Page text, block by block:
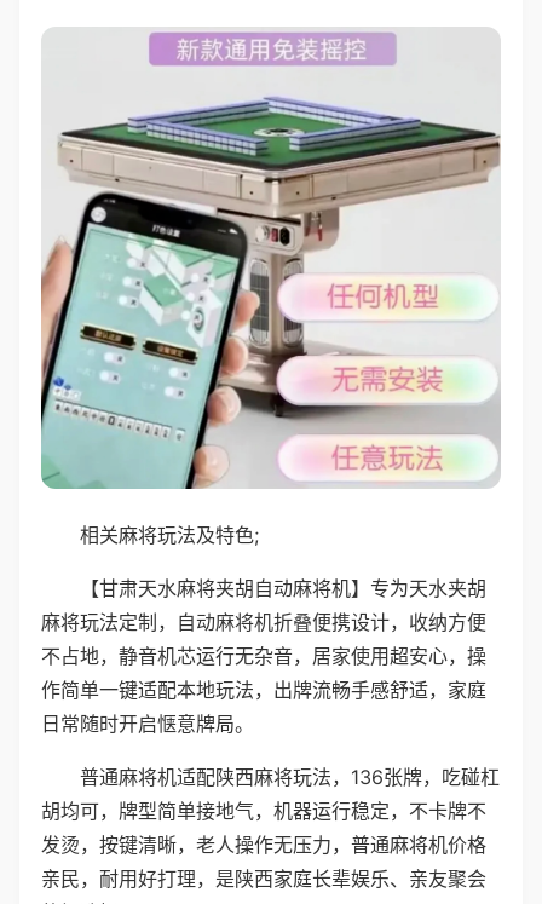
相关麻将玩法及特色;
【甘肃天水麻将夹胡自动麻将机】专为天水夹胡
麻将玩法定制，自动麻将机折叠便携设计，收纳方便
不占地，静音机芯运行无杂音，居家使用超安心，操
作简单一键适配本地玩法，出牌流畅手感舒适，家庭
日常随时开启惬意牌局。
普通麻将机适配陕西麻将玩法，136张牌，吃碰杠
胡均可，牌型简单接地气，机器运行稳定，不卡牌不
发烫，按键清晰，老人操作无压力，普通麻将机价格
亲民，耐用好打理，是陕西家庭长辈娱乐、亲友聚会